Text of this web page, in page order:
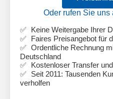
Oder rufen Sie uns
Keine Weitergabe Ihrer
Faires Preisangebot für
Ordentliche Rechnung
Deutschland
Kostenloser Transfer
Seit 2011: Tausenden
verholfen